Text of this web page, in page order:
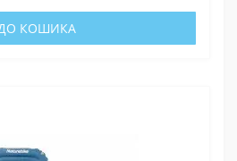
КОШИКА